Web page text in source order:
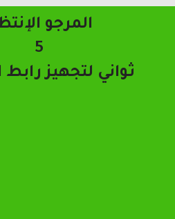
المرجو
4
ثواني لتجهيز رابط